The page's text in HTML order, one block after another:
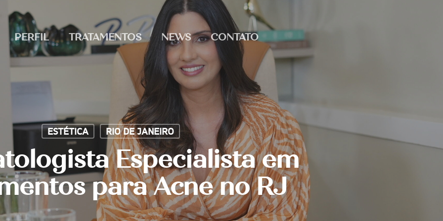
PERFIL TRATAMENTOS NEWS CONTATO
ESTÉTICA RIO DE JANEIRO
Especialista em
para Acne no RJ